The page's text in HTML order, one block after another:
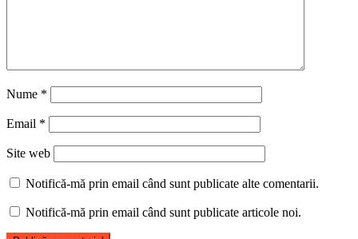
Nume *
Email *
Site web
Notifică-mă prin email când sunt publicate alte comentarii.
Notifică-mă prin email când sunt publicate articole noi.